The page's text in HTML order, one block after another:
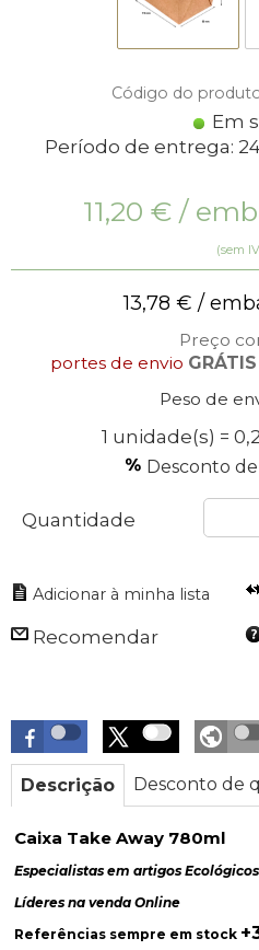
Código do
Em
Período de entrega:
11,20 €/
(sem
13,78 € /
Preço
portes de envio GRÁTIS
Peso de
1 unidade(s) =
Desconto
Quantidade
Recomendar
Descrição Desconto de
Caixa Take Away 780ml
Especialistas em artigos
Líderes na venda Online
Referências sempre em stock